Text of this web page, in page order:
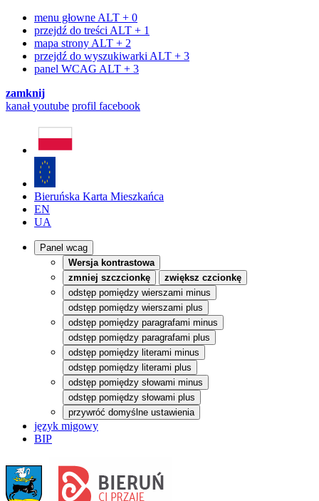
menu głowne ALT + 0
przejdź do treści ALT + 1
mapa strony ALT + 2
przejdź do wyszukiwarki ALT + 3
panel WCAG ALT + 3
zamknij
kanałyoutube profil facebook
Bieruńska Karta Mieszkańca
EN
UA
Panel wcag
Wersja kontrastowa
zmniej szczcionkę
zwiększ czcionkę
odstęp pomiędzy wierszami minus
odstęp pomiędzy wierszami plus
odstęp pomiędzy paragrafami minus
odstęp pomiędzy paragrafami plus
odstęp pomiędzy literami minus
odstęp pomiędzy literami plus
odstęp pomiędzy słowami minus
odstęp pomiędzy słowami plus
przywróć domyślne ustawienia
język migowy
BIP